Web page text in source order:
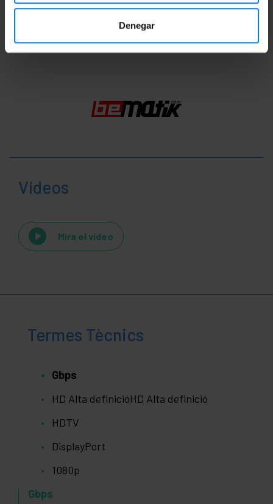
Denegar
Vídeos
Mira el vídeo
Termes Tècnics
Gbps
HD Alta definicióHD Alta definició
HDTV
DisplayPort
1080p
Gbps